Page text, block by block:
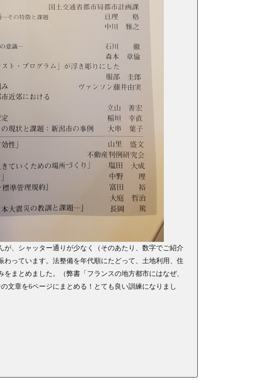
、シャッター通りが少なく（そのあたり、数字でご紹介
っています。法整備を年代順にたどって、土地利用、住
まとめました。（弊書「フランスの地方都市にはなぜ、
文章を6ページにまとめる！とても良い訓練になりまし